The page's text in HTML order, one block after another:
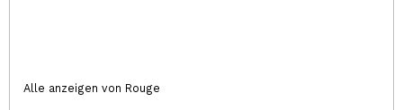
Alle anzeigen von Rouge